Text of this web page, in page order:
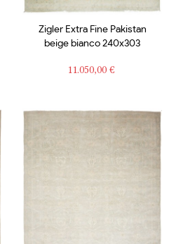
Zigler Extra Fine Pakistan
beige bianco 240x303
11.050,00 €